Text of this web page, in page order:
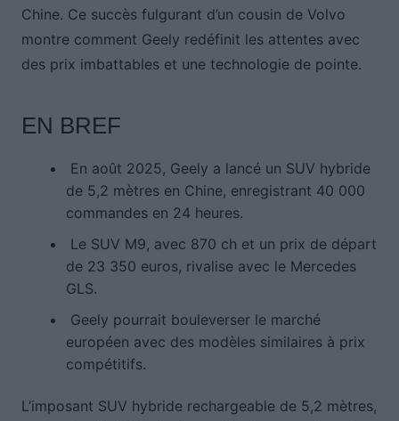
Chine. Ce succès fulgurant d’un cousin de Volvo
montre comment Geely redéfinit les attentes avec
des prix imbattables et une technologie de pointe.
EN BREF
En août 2025, Geely a lancé un SUV hybride
de 5,2 mètres en Chine, enregistrant 40 000
commandes en 24 heures.
Le SUV M9, avec 870 ch et un prix de départ
de 23 350 euros, rivalise avec le Mercedes
GLS.
Geely pourrait bouleverser le marché
européen avec des modèles similaires à prix
compétitifs.
L’imposant SUV hybride rechargeable de 5,2 mètres,